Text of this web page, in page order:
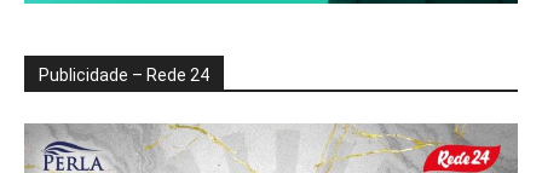
Publicidade – Rede 24